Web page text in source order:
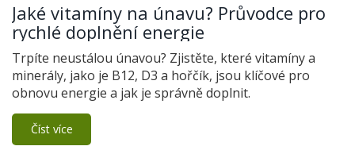
Jaké vitamíny na únavu? Průvodce pro
rychlé doplnění energie
Trpíte neustálou únavou? Zjistěte, které vitamíny a
minerály, jako je B12, D3 a hořčík, jsou klíčové pro
obnovu energie a jak je správně doplnit.
Číst více